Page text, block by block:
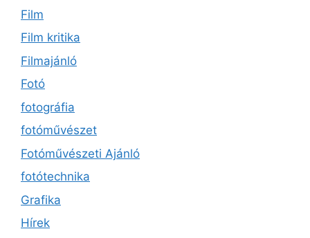
Film
Film kritika
Filmajánló
Fotó
fotográfia
fotóművészet
Fotóművészeti Ajánló
fotótechnika
Grafika
Hírek